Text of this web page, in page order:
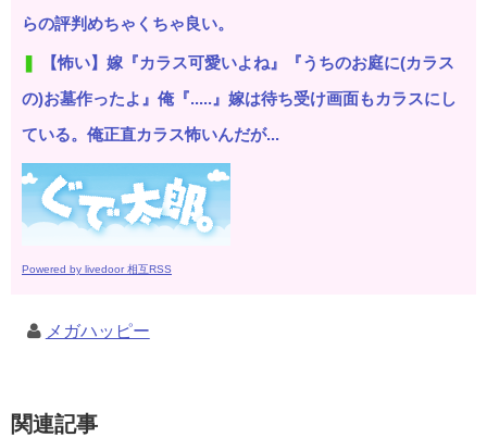
らの評判めちゃくちゃ良い。
【怖い】嫁『カラス可愛いよね』『うちのお庭に(カラス
の)お墓作ったよ』俺『.....』嫁は待ち受け画面もカラスにし
ている。俺正直カラス怖いんだが...
Powered by livedoor 相互RSS
メガハッピー
関連記事